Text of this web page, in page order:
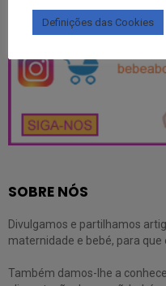
SIGA-NOS NO
SOBRE NÓS
Divulgamos e partilhamos
maternidade e bebé, para
Também damos-lhe a
Definições das Cookies